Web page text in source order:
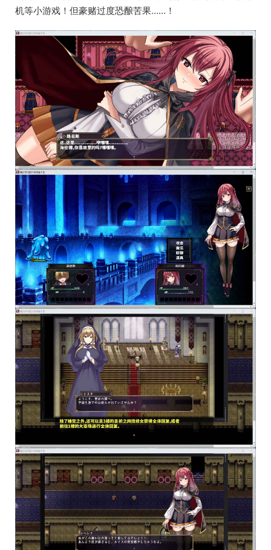
机等小游戏！但豪赌过度恐酿苦果……！